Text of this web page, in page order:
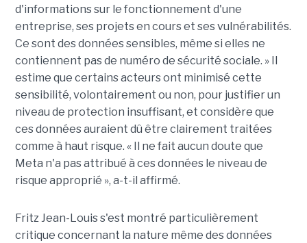
d'informations sur le fonctionnement d'une
entreprise, ses projets en cours et ses vulnérabilités.
Ce sont des données sensibles, même si elles ne
contiennent pas de numéro de sécurité sociale. » Il
estime que certains acteurs ont minimisé cette
sensibilité, volontairement ou non, pour justifier un
niveau de protection insuffisant, et considère que
ces données auraient dû être clairement traitées
comme à haut risque. « Il ne fait aucun doute que
Meta n'a pas attribué à ces données le niveau de
risque approprié », a-t-il affirmé.
Fritz Jean-Louis s'est montré particulièrement
critique concernant la nature même des données